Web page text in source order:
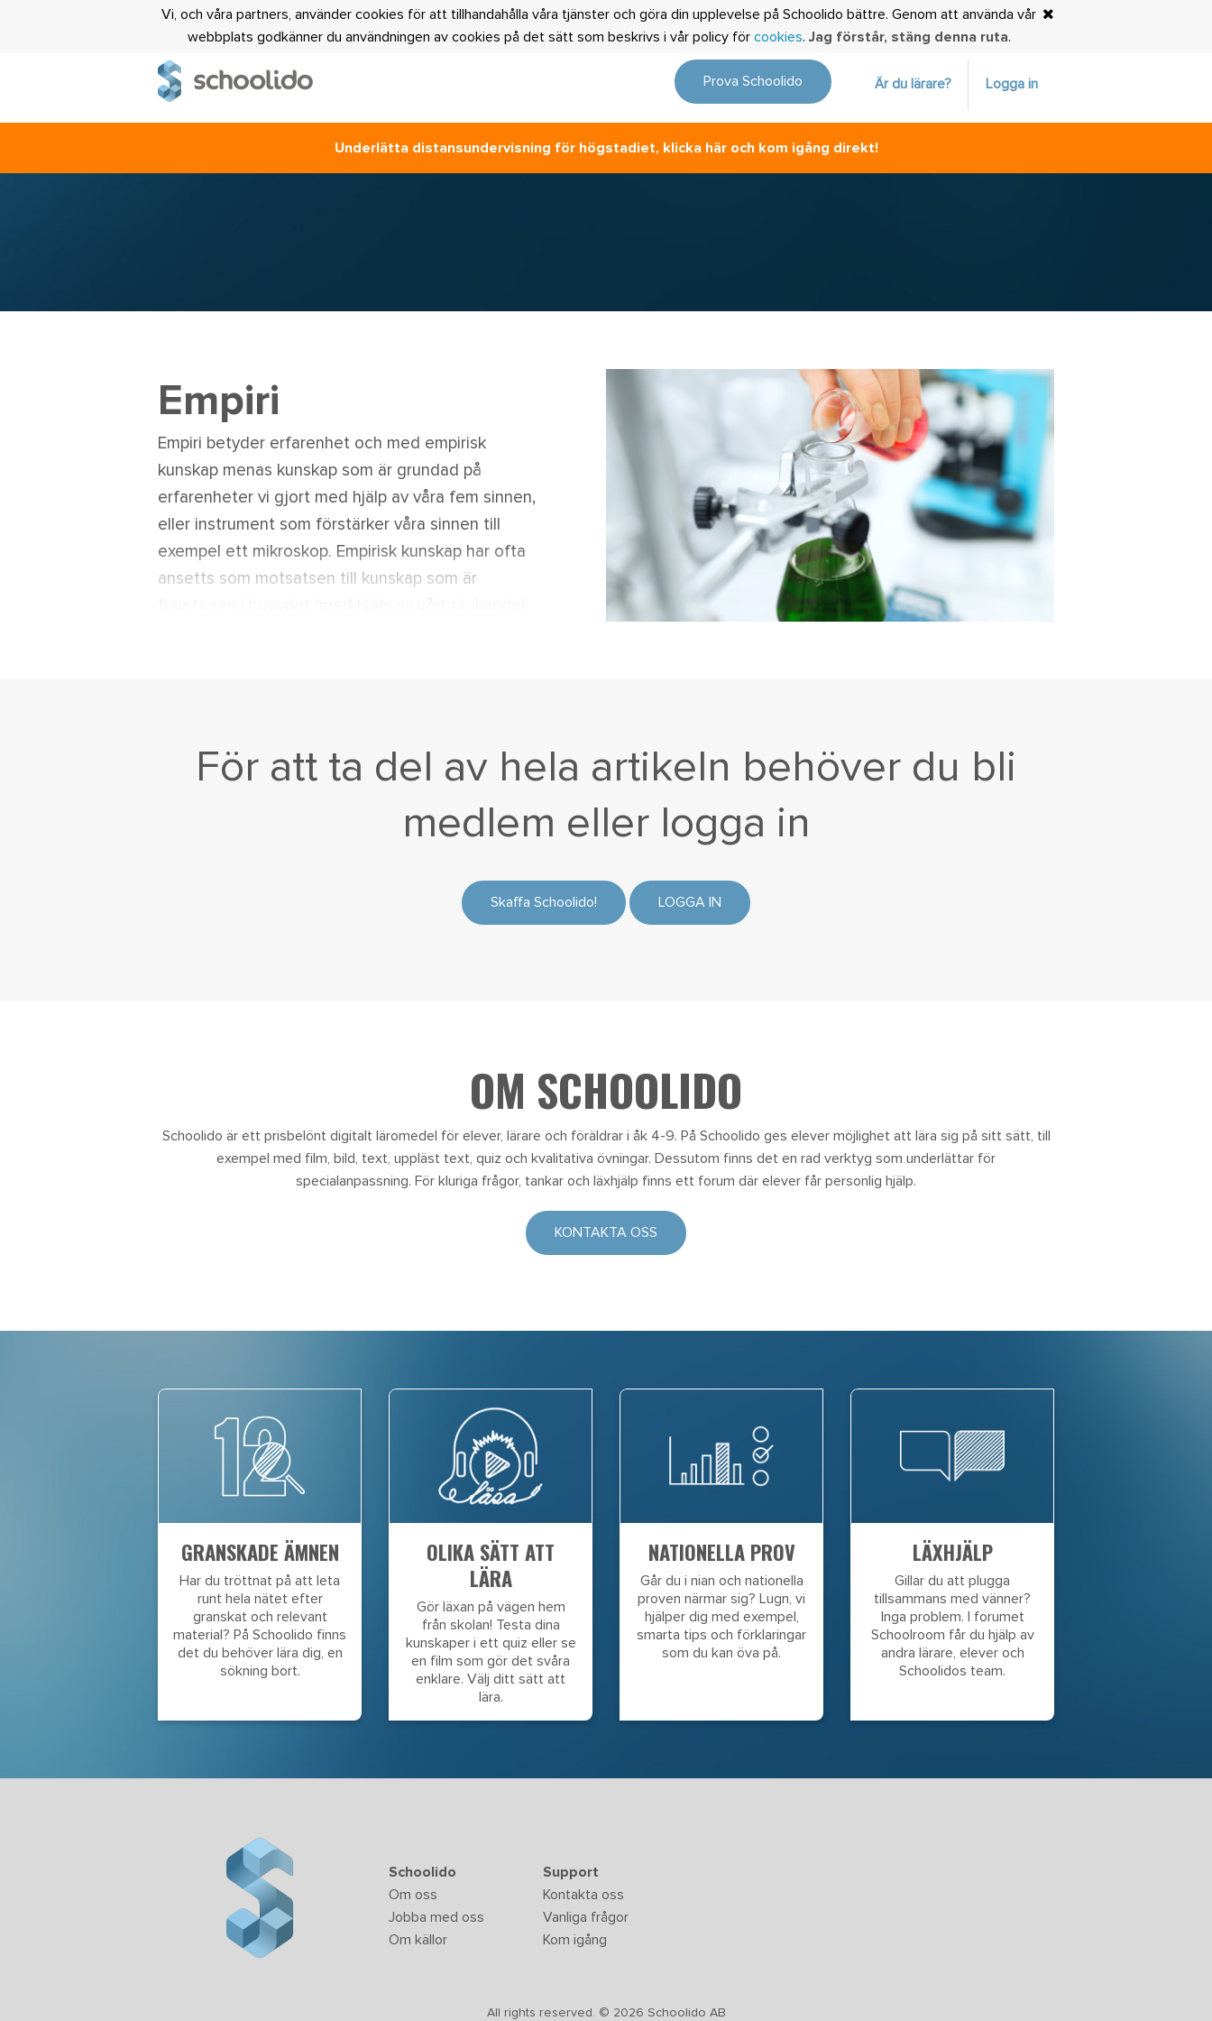
Vi, och våra partners, använder cookies för att tillhandahålla våra tjänster och göra din upplevelse på Schoolido bättre. Genom att använda vår
webbplats godkänner du användningen av cookies på det sätt som beskrivs i vår policy för cookies. Jag förstår, stäng denna ruta.
Prova Schoolido Är du lärare? Logga in
Underlätta distansundervisning för högstadiet, klicka här och kom igång direkt!
Empiri
Empiri betyder erfarenhet och med empirisk
kunskap menas kunskap som är grundad på
erfarenheter vi gjort med hjälp av våra fem sinnen,
eller instrument som förstärker våra sinnen till
exempel ett mikroskop. Empirisk kunskap har ofta
ansetts som motsatsen till kunskap som är
För att ta del av hela artikeln behöver du bli
medlem eller logga in
Skaffa Schoolido! LOGGA IN
OM SCHOOLIDO
Schoolido är ett prisbelönt digitalt läromedel för elever, lärare och föräldrar i åk 4-9. På Schoolido ges elever möjlighet att lära sig på sitt sätt, till
exempel med film, bild, text, uppläst text, quiz och kvalitativa övningar. Dessutom finns det en rad verktyg som underlättar för
specialanpassning. För kluriga frågor, tankar och läxhjälp finns ett forum där elever får personlig hjälp.
KONTAKTA OSS
GRANSKADE ÄMNEN
Har du tröttnat på att leta
runt hela nätet efter
granskat och relevant
material? På Schoolido finns
det du behöver lära dig, en
sökning bort.
OLIKA SÄTT ATT
LÄRA
Gör läxan på vägen hem
från skolan! Testa dina
kunskaper i ett quiz eller se
en film som gör det svåra
enklare. Välj ditt sätt att
lära.
NATIONELLA PROV
Går du i nian och nationella
proven närmar sig? Lugn, vi
hjälper dig med exempel,
smarta tips och förklaringar
som du kan öva på.
LÄXHJÄLP
Gillar du att plugga
tillsammans med vänner?
Inga problem. I forumet
Schoolroom får du hjälp av
andra lärare, elever och
Schoolidos team.
Schoolido
Om oss
Jobba med oss
Om källor
Support
Kontakta oss
Vanliga frågor
Kom igång
All rights reserved. © 2026 Schoolido AB